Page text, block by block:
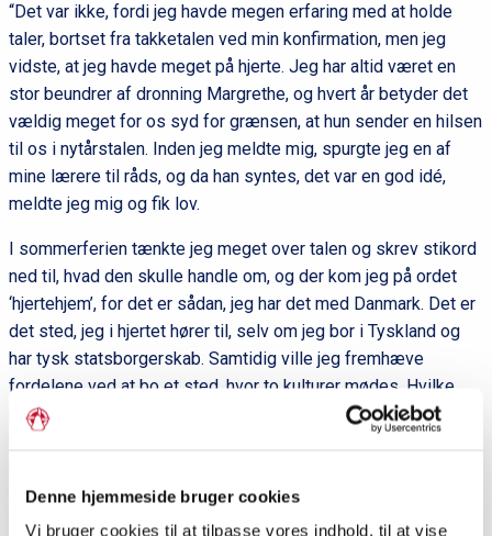
Denne hjemmeside bruger cookies
Vi bruger cookies til at tilpasse vores indhold, til at vise
“Det var ikke, fordi jeg havde megen erfaring med at holde
taler, bortset fra takketalen ved min konfirmation, men jeg
vidste, at jeg havde meget på hjerte. Jeg har altid været en
stor beundrer af dronning Margrethe, og hvert år betyder det
vældig meget for os syd for grænsen, at hun sender en hilsen
til os i nytårstalen. Inden jeg meldte mig, spurgte jeg en af
mine lærere til råds, og da han syntes, det var en god idé,
meldte jeg mig og fik lov.
I sommerferien tænkte jeg meget over talen og skrev stikord
ned til, hvad den skulle handle om, og der kom jeg på ordet
‘hjertehjem’, for det er sådan, jeg har det med Danmark. Det er
det sted, jeg i hjertet hører til, selv om jeg bor i Tyskland og
har tysk statsborgerskab. Samtidig ville jeg fremhæve
fordelene ved at bo et sted, hvor to kulturer mødes. Hvilke
muligheder det rummer for at tage det bedste fra begge
det.”